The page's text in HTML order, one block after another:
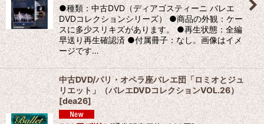
●種類：中古DVD（ディアゴスティーニ バレエ
DVDコレクションシリーズ） ●商品の外観：ケー
スに多少スリキズがあります。 ●再生状態：全編
早送り再生確認済 ●付属冊子：なし。画像はイメ
ージです…
中古DVD/パリ・オペラ座バレエ団「ロミオとジュ
リエット」（バレエDVDコレクションVOL.26）
[dea26]